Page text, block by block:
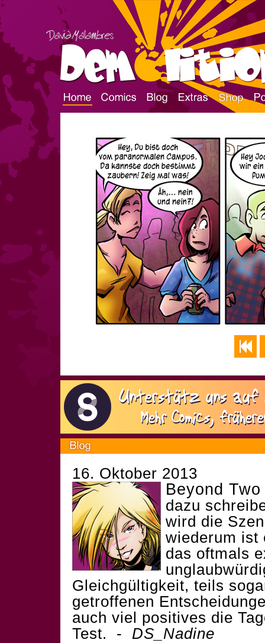
16. Oktober 2013
Beyond
dazu
wird die
wiederum ist
das oftmals
Gleichgültigkeit, teils
getroffenen
auch viel positives die
Test. - DS_Nadine